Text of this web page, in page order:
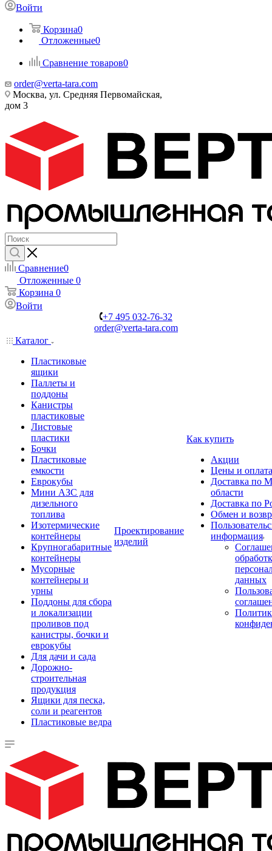
Войти
Корзина0
Отложенные0
Сравнение товаров0
order@verta-tara.com
Москва, ул. Средняя Первомайская,
дом 3
Сравнение0
Отложенные 0
Корзина 0
Войти
+7 495 032-76-32
order@verta-tara.com
Каталог
Пластиковые
ящики
Паллеты и
поддоны
Канистры
пластиковые
Листовые
пластики
Бочки
Пластиковые
емкости
Еврокубы
Мини АЗС для
дизельного
топлива
Изотермические
контейнеры
Крупногабаритные
контейнеры
Мусорные
контейнеры и
урны
Поддоны для сбора
и локализации
проливов под
канистры, бочки и
еврокубы
Для дачи и сада
Дорожно-
строительная
продукция
Ящики для песка,
соли и реагентов
Пластиковые ведра
Проектирование
изделий
Как купить
Акции
Цены и оплата
Доставка по
области
Доставка по
Обмен и
информация
данных